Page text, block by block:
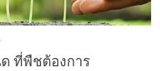
ที่พืชต้องการ